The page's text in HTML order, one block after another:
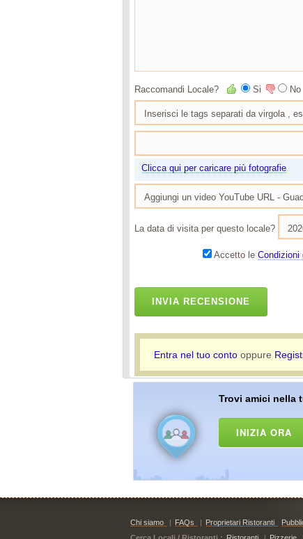
Raccomandi Locale? Si No
Clicca qui per caricare più fotografie
La data di visita per questo locale?
Accetto le Condizioni
INVIA RECENSIONE
Entra nel tuo contooppure
Trovi amici nella
INIZIA ORA
Chi siamo | FAQs | Proprietari Ristoranti